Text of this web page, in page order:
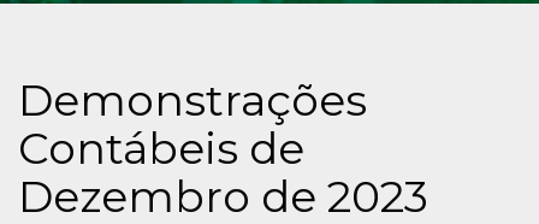
Demonstrações
Contábeis de
Dezembro de 2023